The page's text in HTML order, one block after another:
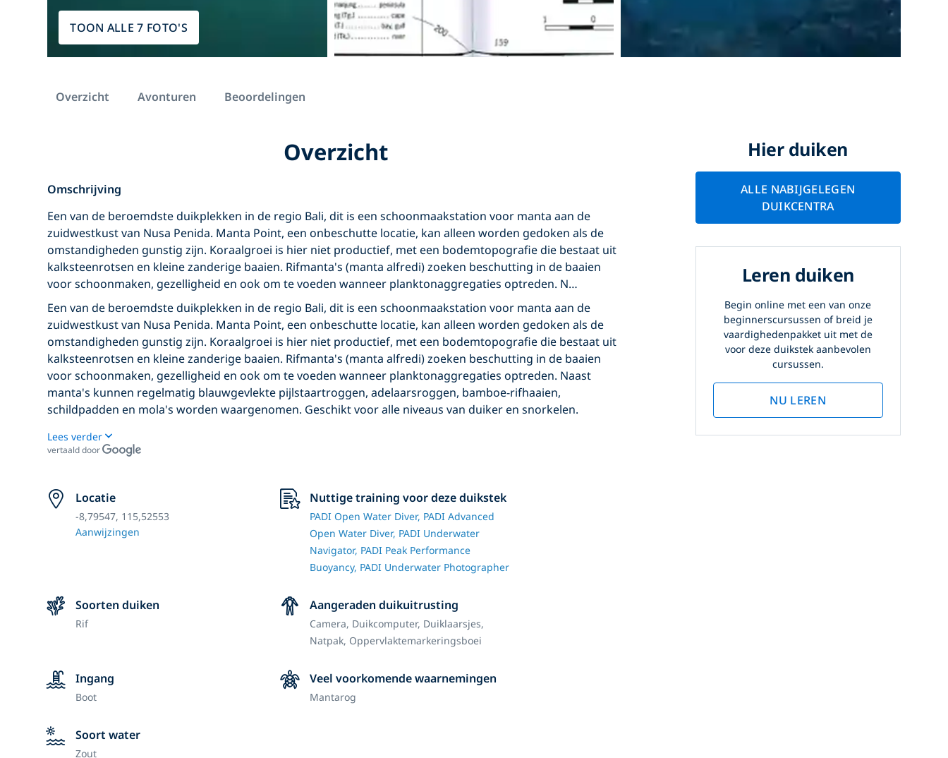
TOON ALLE 7 FOTO'S
Overzicht Avonturen Beoordelingen
Overzicht
Omschrijving
Een van de beroemdste duikplekken in de regio Bali, dit is een schoonmaakstation voor manta aan de
zuidwestkust van Nusa Penida. Manta Point, een onbeschutte locatie, kan alleen worden gedoken als de
omstandigheden gunstig zijn. Koraalgroei is hier niet productief, met een bodemtopografie die bestaat uit
kalksteenrotsen en kleine zanderige baaien. Rifmanta's (manta alfredi) zoeken beschutting in de baaien
voor schoonmaken, gezelligheid en ook om te voeden wanneer planktonaggregaties optreden. N…
Een van de beroemdste duikplekken in de regio Bali, dit is een schoonmaakstation voor manta aan de
zuidwestkust van Nusa Penida. Manta Point, een onbeschutte locatie, kan alleen worden gedoken als de
omstandigheden gunstig zijn. Koraalgroei is hier niet productief, met een bodemtopografie die bestaat uit
kalksteenrotsen en kleine zanderige baaien. Rifmanta's (manta alfredi) zoeken beschutting in de baaien
voor schoonmaken, gezelligheid en ook om te voeden wanneer planktonaggregaties optreden. Naast
manta's kunnen regelmatig blauwgevlekte pijlstaartroggen, adelaarsroggen, bamboe-rifhaaien,
schildpadden en mola's worden waargenomen. Geschikt voor alle niveaus van duiker en snorkelen.
Lees verder
vertaald door
Locatie
-8,79547, 115,52553
Aanwijzingen
Nuttige training voor deze duikstek
PADI Open Water Diver, PADI Advanced
Open Water Diver, PADI Underwater
Navigator, PADI Peak Performance
Buoyancy, PADI Underwater Photographer
Soorten duiken
Rif
Aangeraden duikuitrusting
Camera, Duikcomputer, Duiklaarsjes,
Natpak, Oppervlaktemarkeringsboei
Ingang
Boot
Veel voorkomende waarnemingen
Mantarog
Soort water
Zout
Hier duiken
ALLE NABIJGELEGEN
DUIKCENTRA
Leren duiken
Begin online met een van onze
beginnerscursussen of breid je
vaardighedenpakket uit met de
voor deze duikstek aanbevolen
cursussen.
NU LEREN